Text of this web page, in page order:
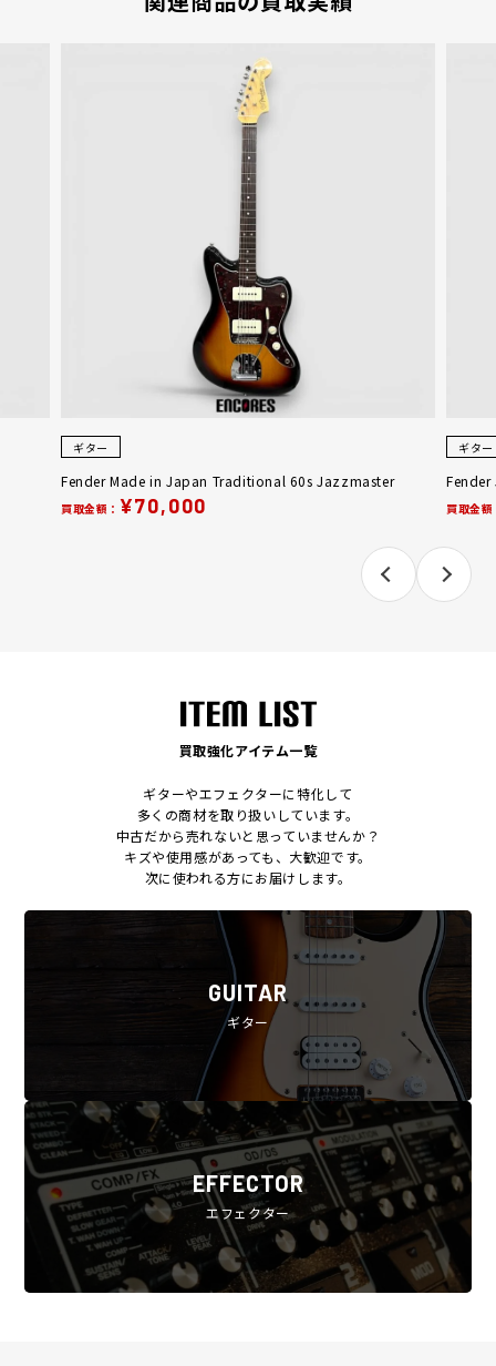
ギター
Fender Made in Japan Traditional 60s Jazzmaster
買取金額： ¥70,000
ギター
買取金額
買取強化アイテム一覧
ギターやエフェクターに特化して
多くの商材を取り扱いしています。
中古だから売れないと思っていませんか？
キズや使用感があっても、大歓迎です。
次に使われる方にお届けします。
GUITAR
ギター
EFFECTOR
エフェクター